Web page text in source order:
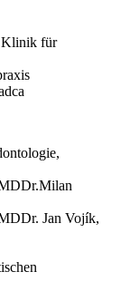
Klinik für
Jan Vojík,